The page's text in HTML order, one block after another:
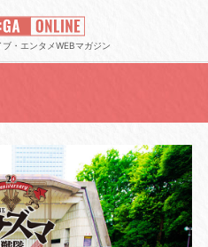
ブ・エンタメWEBマガジン